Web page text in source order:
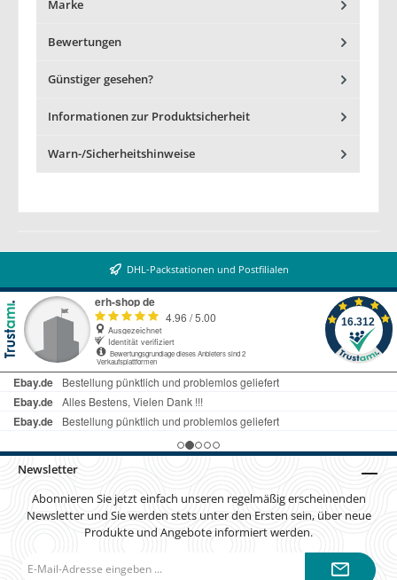
Marke
Bewertungen
Günstiger gesehen?
Informationen zur Produktsicherheit
Warn-/Sicherheitshinweise
DHL-Packstationen und Postfilialen
Newsletter
Abonnieren Sie jetzt einfach unseren regelmäßig erscheinenden
Newsletter und Sie werden stets unter den Ersten sein, über neue
Produkte und Angebote informiert werden.